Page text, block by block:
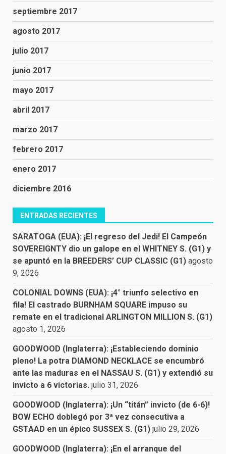
septiembre 2017
agosto 2017
julio 2017
junio 2017
mayo 2017
abril 2017
marzo 2017
febrero 2017
enero 2017
diciembre 2016
ENTRADAS RECIENTES
SARATOGA (EUA): ¡El regreso del Jedi! El Campeón
SOVEREIGNTY dio un galope en el WHITNEY S. (G1) y
se apuntó en la BREEDERS’ CUP CLASSIC (G1) agosto
9, 2026
COLONIAL DOWNS (EUA): ¡4° triunfo selectivo en
fila! El castrado BURNHAM SQUARE impuso su
remate en el tradicional ARLINGTON MILLION S. (G1)
agosto 1, 2026
GOODWOOD (Inglaterra): ¡Estableciendo dominio
pleno! La potra DIAMOND NECKLACE se encumbró
ante las maduras en el NASSAU S. (G1) y extendió su
invicto a 6 victorias. julio 31, 2026
GOODWOOD (Inglaterra): ¡Un “titán” invicto (de 6-6)!
BOW ECHO doblegó por 3ª vez consecutiva a
GSTAAD en un épico SUSSEX S. (G1) julio 29, 2026
GOODWOOD (Inglaterra): ¡En el arranque del